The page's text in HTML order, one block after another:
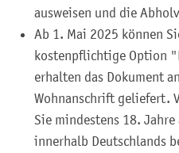
ausweisen und die
Ab 1. Mai 2025 können
kostenpflichtige Option
erhalten das Dokument
Wohnanschrift geliefert.
Sie mindestens 18.
innerhalb Deutschlands